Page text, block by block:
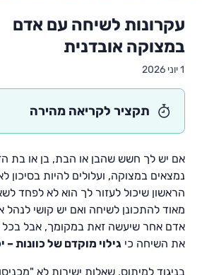
עקרונות לשיחה עם אדם
במצוקה אובדנית
1 יוני 2026
תקציר לקריאה מהירה
אם יש לך חשש שהבן או הבת, בן או בת
נמצאים במצוקה, ועלולים להיות בסיכון
הראשון שיכול לעזור לך הוא לא לפחד
מאוד להתכונן לשיחה ואם יש קושי לנהל
אדם אחר שיעשה זאת במקומך, אבל
את השיחה כי גילוי מוקדם של כוונות –
בניגוד למיתוס, שאלות ישירות לא